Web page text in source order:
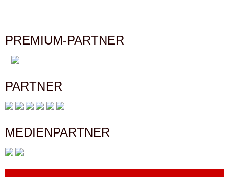
PREMIUM-PARTNER
PARTNER
MEDIENPARTNER